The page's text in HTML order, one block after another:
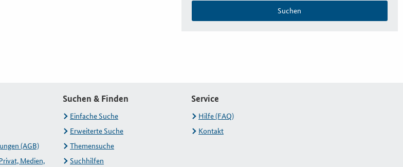
Suchen
(AGB)
Medien,
Suchen & Finden
Einfache Suche
Erweiterte Suche
Themensuche
Suchhilfen
Service
Hilfe (FAQ)
Kontakt